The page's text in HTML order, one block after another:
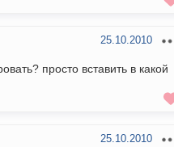
25.10.2010
просто вставить в какой
25.10.2010